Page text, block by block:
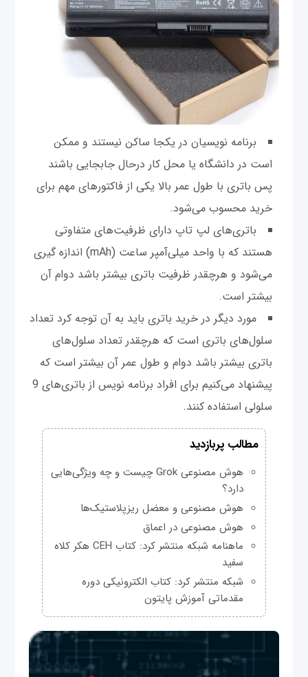
برنامه نویسیان در یکجا ساکن نیستند و ممکن
است در دانشگاه یا محل کار درحال جابجایی باشند
پس باتری با طول عمر بالا یکی از فاکتورهای مهم برای
خرید محسوب می‌شود.
باتری‌های لپ تاپ دارای ظرفیت‌های متفاوتی
هستند که با واحد میلی‌آمپر ساعت (mAh) اندازه گیری
می‌شود و هرچقدر ظرفیت باتری بیشتر باشد دوام آن
بیشتر است.
مورد دیگر در خرید باتری باید به آن توجه کرد تعداد
سلول‌های باتری است که هرچقدر تعداد سلول‌های
باتری بیشتر باشد دوام و طول عمر آن بیشتر است که
پیشنهاد می‌کنیم برای افراد برنامه نویس از باتری‌های 9
سلولی استفاده کنند.
مطالب پربازدید
هوش مصنوعی Grok چیست و چه ویژگی‌هایی
دارد؟
هوش مصنوعی و معضل ریزپلاستیک‌ها
هوش مصنوعی در اعماق
ماهنامه شبکه منتشر کرد: کتاب CEH هکر کلاه
سفید
شبکه منتشر کرد: کتاب الکترونیکی دوره
مقدماتی آموزش پایتون